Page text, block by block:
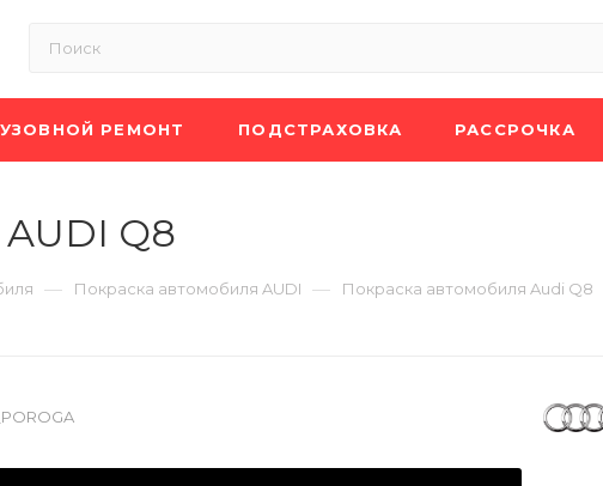
РЕМОНТ ПОДСТРАХОВКА РАССРОЧКА
Q8
— Покраска автомобиля AUDI — Покраска автомобиля Audi Q8